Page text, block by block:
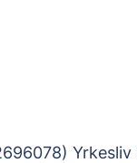
Yrkesliv